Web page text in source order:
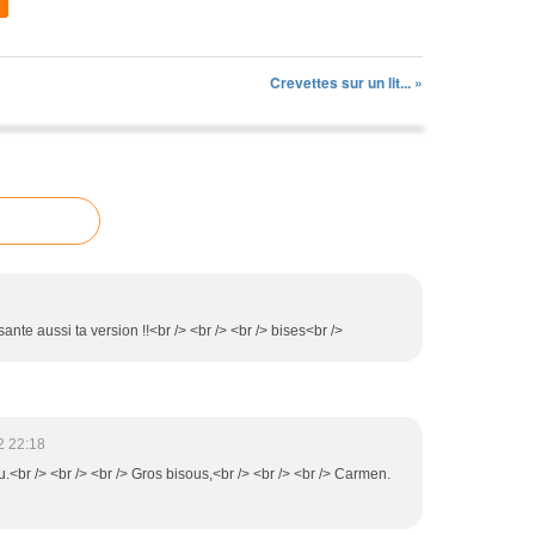
Crevettes sur un lit... »
aussi ta version !!<br /> <br /> <br /> bises<br />
22:18
/> <br /> <br /> Gros bisous,<br /> <br /> <br /> Carmen.